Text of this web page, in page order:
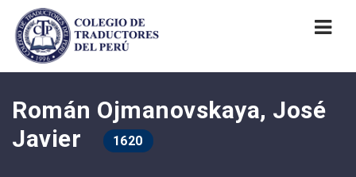
Román Ojmanovskaya, José
Javier
1620